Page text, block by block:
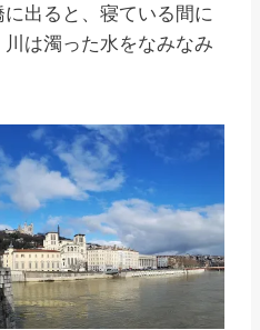
出ると、寝ている間に
は濁った水をなみなみ